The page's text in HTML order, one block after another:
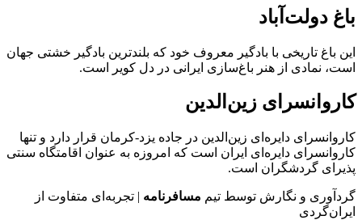
باغ دولت‌آباد
این باغ تاریخی با بادگیر معروف خود که بلندترین بادگیر خشتی جهان
است، نمادی از هنر باغ‌سازی ایرانی در دل کویر است.
کاروانسرای زین‌الدین
کاروانسرای دایره‌ای زین‌الدین در جاده یزد-کرمان قرار دارد و تنها
کاروانسرای دایره‌ای ایران است که امروزه به عنوان اقامتگاه سنتی
پذیرای گردشگران است.
گردآوری و نگارش توسط تیم مسافرنامه | تجربه‌ای متفاوت از
ایران‌گردی